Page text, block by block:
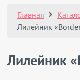
Главная
Лилейник
Лилейник